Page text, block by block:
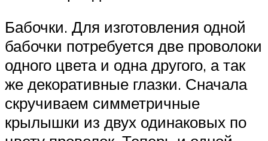
Бабочки. Для изготовления одной
бабочки потребуется две проволоки
одного цвета и одна другого, а так
же декоративные глазки. Сначала
скручиваем симметричные
крылышки из двух одинаковых по